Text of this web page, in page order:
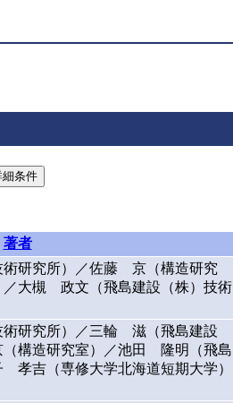
細条件
著者
研究所）／佐藤 京（構造研究
大槻 政文（飛島建設（株）技術
研究所）／三輪 滋（飛島建設
構造研究室）／池田 隆明（飛島
孝吉（専修大学北海道短期大学）